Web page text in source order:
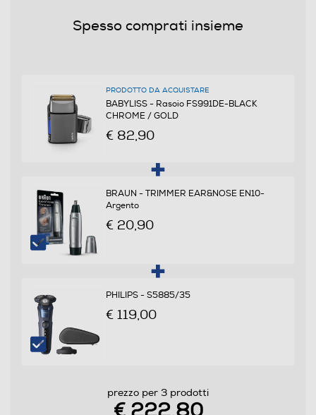
Rinfrescatore di pelle
Autopulente
Opzione di pulitura elettrica
No
Pettine distanziatore
Spesso comprati insieme
PRODOTTO DA ACQUISTARE
BABYLISS - Rasoio FS991DE-BLACK
CHROME / GOLD
€ 82,90
BRAUN - TRIMMER EAR&NOSE EN10-
Argento
€ 20,90
PHILIPS - S5885/35
€ 119,00
prezzo per 3 prodotti